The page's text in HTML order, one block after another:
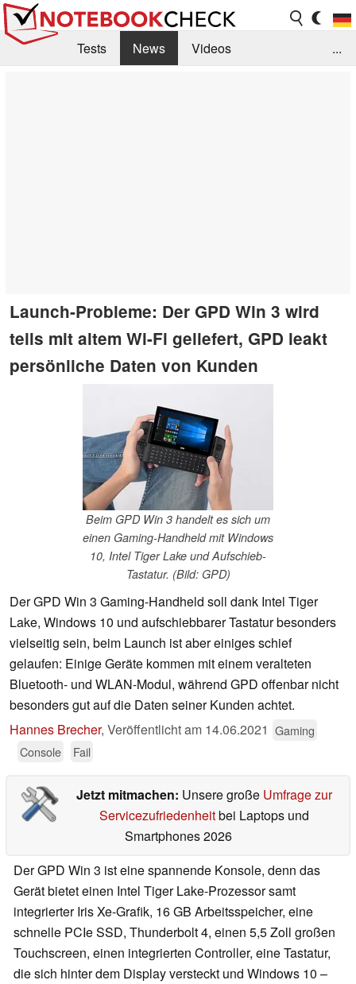
Tests News
Videos
...
Launch-Probleme: Der GPD Win 3 wird
teils mit altem Wi-Fi geliefert, GPD leakt
persönliche Daten von Kunden
Beim GPD Win 3 handelt es sich um
einen Gaming-Handheld mit Windows
10, Intel Tiger Lake und Aufschieb-
Tastatur. (Bild: GPD)
Der GPD Win 3 Gaming-Handheld soll dank Intel Tiger
Lake, Windows 10 und aufschiebbarer Tastatur besonders
vielseitig sein, beim Launch ist aber einiges schief
gelaufen: Einige Geräte kommen mit einem veralteten
Bluetooth- und WLAN-Modul, während GPD offenbar nicht
besonders gut auf die Daten seiner Kunden achtet.
Hannes Brecher, Veröffentlicht am 14.06.2021 Gaming
Console
Fail
Jetzt mitmachen: Unsere große Umfrage zur
Servicezufriedenheitbei Laptops und
Smartphones 2026
Der GPD Win 3 ist eine spannende Konsole, denn das
Gerät bietet einen Intel Tiger Lake-Prozessor samt
integrierter Iris Xe-Grafik, 16 GB Arbeitsspeicher, eine
schnelle PCIe SSD, Thunderbolt 4, einen 5,5 Zoll großen
Touchscreen, einen integrierten Controller, eine Tastatur,
die sich hinter dem Display versteckt und Windows 10 –